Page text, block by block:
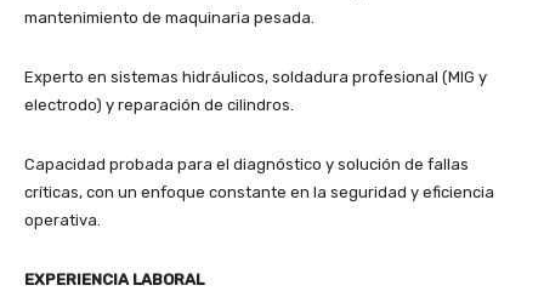
mantenimiento de maquinaria pesada.
Experto en sistemas hidráulicos, soldadura profesional (MIG y
electrodo) y reparación de cilindros.
Capacidad probada para el diagnóstico y solución de fallas
críticas, con un enfoque constante en la seguridad y eficiencia
operativa.
EXPERIENCIA LABORAL